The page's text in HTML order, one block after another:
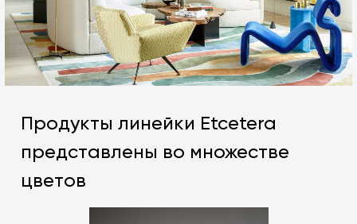
Продукты линейки Etcetera
представлены во множестве
цветов